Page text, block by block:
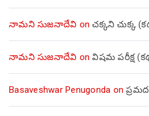
నామని సుజనాదేవి onచక్కని చుక్క
నామని సుజనాదేవి onవిషమ పరీక్ష
Basaveshwar Penugonda on